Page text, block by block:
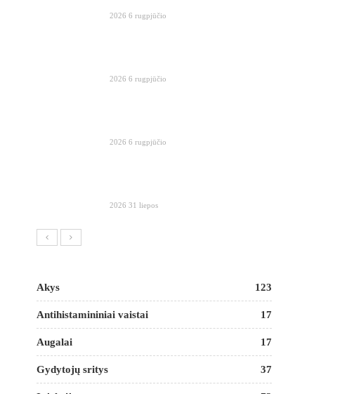
2026 6 rugpjūčio
2026 6 rugpjūčio
2026 6 rugpjūčio
2026 31 liepos
Akys 123
Antihistamininiai vaistai 17
Augalai 17
Gydytojų sritys 37